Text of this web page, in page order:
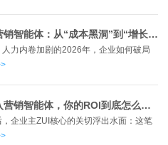
阶段一总结：营销智能体：从“成本黑洞”到“增长引擎”的跃迁之路
力内卷加剧的2026年，企业如何破局
老板必读：投入营销智能体，你的ROI到底怎么算？
企业主ZUI核心的关切浮出水面：这笔